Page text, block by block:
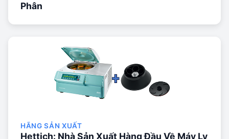
Phân
HÃNG SẢN XUẤT
Hettich: Nhà Sản Xuất Hàng Đầu Về Máy Ly